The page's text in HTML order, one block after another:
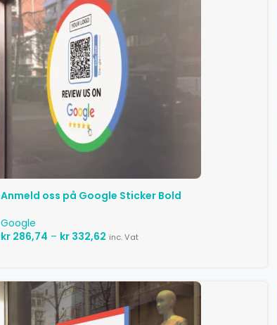
Anmeld oss ​​på Google Sticker Bold
Google
kr 286,74 – kr 332,62 inc. Vat